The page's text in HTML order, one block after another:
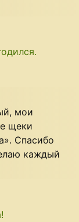
мои
щеки
Спасибо
каждый